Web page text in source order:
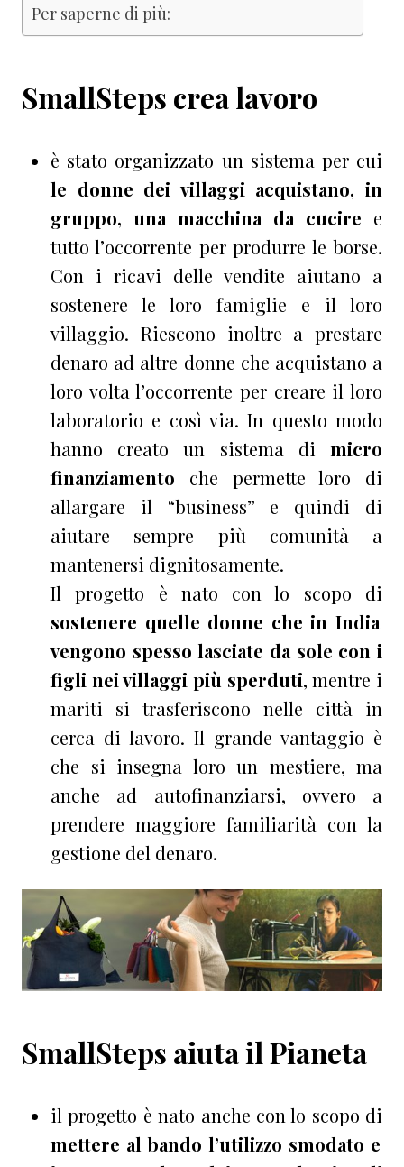
Per saperne di più:
SmallSteps crea lavoro
è stato organizzato un sistema per cui
le donne dei villaggi acquistano, in
gruppo, una macchina da cucire e
tutto l’occorrente per produrre le borse.
Con i ricavi delle vendite aiutano a
sostenere le loro famiglie e il loro
villaggio. Riescono inoltre a prestare
denaro ad altre donne che acquistano a
loro volta l’occorrente per creare il loro
laboratorio e così via. In questo modo
hanno creato un sistema di micro
finanziamento che permette loro di
allargare il “business” e quindi di
aiutare sempre più comunità a
mantenersi dignitosamente.
Il progetto è nato con lo scopo di
sostenere quelle donne che in India
vengono spesso lasciate da sole con i
figli nei villaggi più sperduti, mentre i
mariti si trasferiscono nelle città in
cerca di lavoro. Il grande vantaggio è
che si insegna loro un mestiere, ma
anche ad autofinanziarsi, ovvero a
prendere maggiore familiarità con la
gestione del denaro.
SmallSteps aiuta il Pianeta
il progetto è nato anche con lo scopo di
mettere al bando l’utilizzo smodato e